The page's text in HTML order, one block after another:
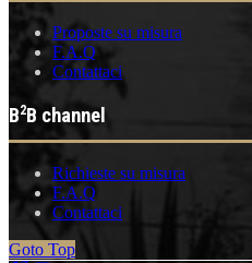
Proposte su misura
F.A.Q
Contattaci
B2B channel
Richieste su misura
F.A.Q
Contattaci
Goto Top